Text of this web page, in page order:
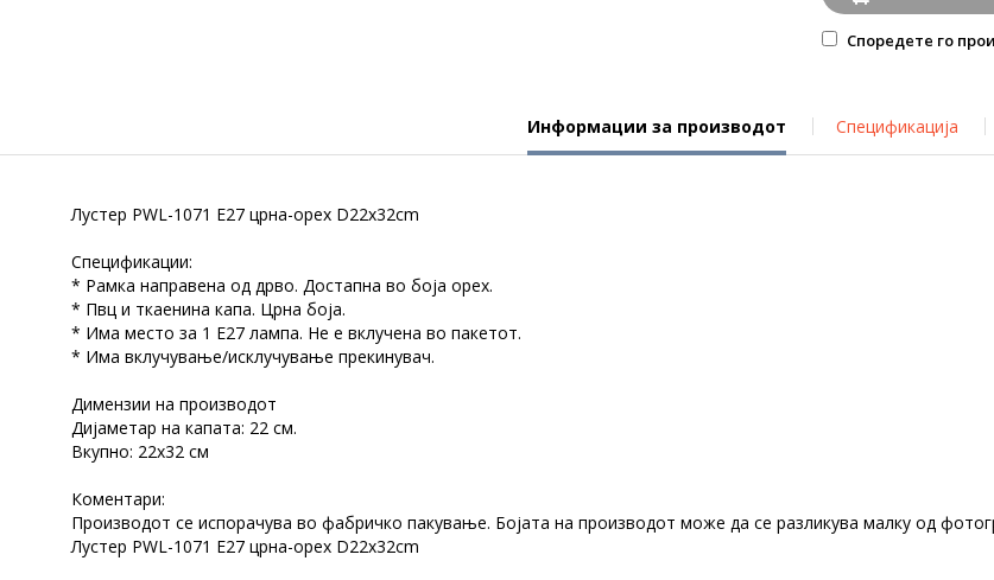
Споредете го
Информации за производот Спецификација
Лустер PWL-1071 Е27 црна-орех D22x32cm
Спецификации:
* Рамка направена од дрво. Достапна во боја орех.
* Пвц и ткаенина капа. Црна боја.
* Има место за 1 Е27 лампа. Не е вклучена во пакетот.
* Има вклучување/исклучување прекинувач.
Димензии на производот
Дијаметар на капата: 22 см.
Вкупно: 22x32 см
Коментари:
Производот се испорачува во фабричко пакување. Бојата на производот може да се разликува малку од
Лустер PWL-1071 Е27 црна-орех D22x32cm